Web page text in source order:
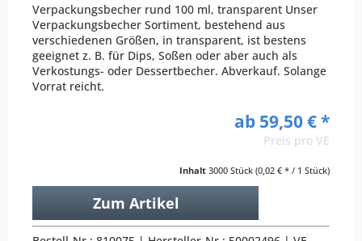
Verpackungsbecher rund 100 ml, transparent Unser
Verpackungsbecher Sortiment, bestehend aus
verschiedenen Größen, in transparent, ist bestens
geeignet z. B. für Dips, Soßen oder aber auch als
Verkostungs- oder Dessertbecher. Abverkauf. Solange
Vorrat reicht.
ab 59,50 € *
Preis pro VE
Inhalt 3000 Stück (0,02 € * / 1 Stück)
Zum Artikel